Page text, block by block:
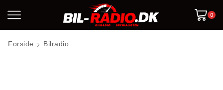
0
Forside Bilradio